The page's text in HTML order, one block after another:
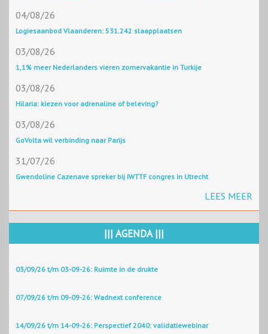
04/08/26
Logiesaanbod Vlaanderen: 531.242 slaapplaatsen
03/08/26
1,1% meer Nederlanders vieren zomervakantie in Turkije
03/08/26
Hilaria: kiezen voor adrenaline of beleving?
03/08/26
GoVolta wil verbinding naar Parijs
31/07/26
Gwendoline Cazenave spreker bij IWTTF congres in Utrecht
LEES MEER
||| AGENDA |||
03/09/26 t/m 03-09-26: Ruimte in de drukte
07/09/26 t/m 09-09-26: Wadnext conference
14/09/26 t/m 14-09-26: Perspectief 2040: validatiewebinar